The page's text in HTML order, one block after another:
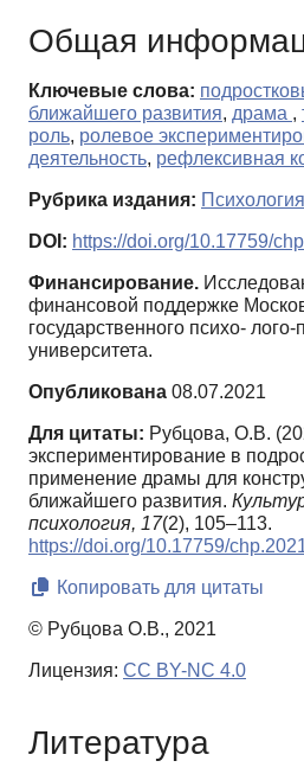
Общая
Ключевые слова:
ближайшего развития, драма ,
роль, ролевое
деятельность, рефлексивная
Рубрика издания:
DOI: https://doi.org/10.17759/
Финансирование.
финансовой поддержке
государственного психо- лого-
университета.
Опубликована 08.07.2021
Для цитаты: Рубцова, О.В.
экспериментирование в
применение драмы для
ближайшего развития.
психология, 17(2), 105–113.
https://doi.org/10.17759/
Копировать для цитаты
© Рубцова О.В., 2021
Лицензия: CC BY-NC 4.0
Литература